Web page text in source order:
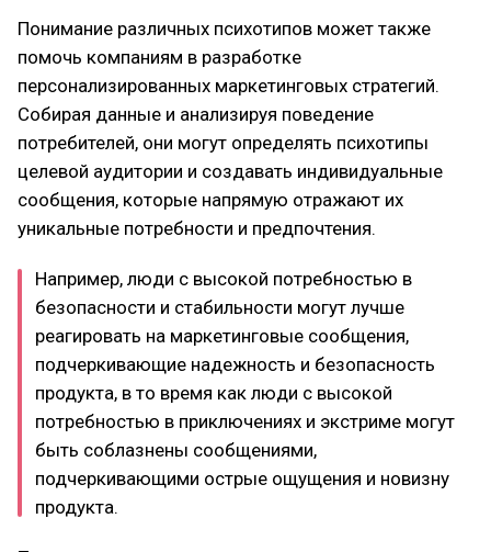
Понимание различных психотипов может также
помочь компаниям в разработке
персонализированных маркетинговых стратегий.
Собирая данные и анализируя поведение
потребителей, они могут определять психотипы
целевой аудитории и создавать индивидуальные
сообщения, которые напрямую отражают их
уникальные потребности и предпочтения.
Например, люди с высокой потребностью в
безопасности и стабильности могут лучше
реагировать на маркетинговые сообщения,
подчеркивающие надежность и безопасность
продукта, в то время как люди с высокой
потребностью в приключениях и экстриме могут
быть соблазнены сообщениями,
подчеркивающими острые ощущения и новизну
продукта.